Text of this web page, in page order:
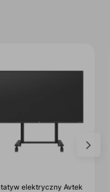
elektryczny Avtek